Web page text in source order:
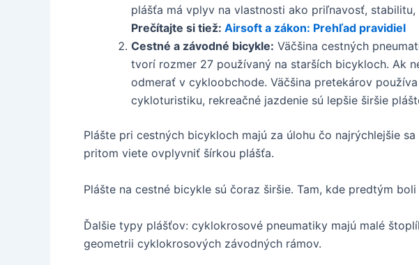
plášťa má vplyv na vlastnosti ako priľnavosť,
Prečítajte si tiež: Airsoft a zákon: Prehľad pravidiel
Cestné a závodné bicykle: Väčšina cestných
tvorí rozmer 27 používaný na starších bicykloch. Ak
odmerať v cykloobchode. Väčšina pretekárov
cykloturistiku, rekreačné jazdenie sú lepšie širšie
Plášte pri cestných bicykloch majú za úlohu čo najrýchlejšie
pritom viete ovplyvniť šírkou plášťa.
Plášte na cestné bicykle sú čoraz širšie. Tam, kde predtým
Ďalšie typy plášťov: cyklokrosové pneumatiky majú malé
geometrii cyklokrosových závodných rámov.